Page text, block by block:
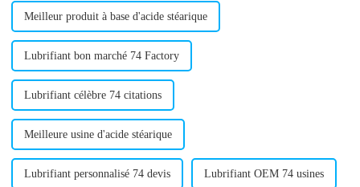
Meilleur produit à base d'acide stéarique
Lubrifiant bon marché 74 Factory
Lubrifiant célèbre 74 citations
Meilleure usine d'acide stéarique
Lubrifiant personnalisé 74 devis Lubrifiant OEM 74 usines